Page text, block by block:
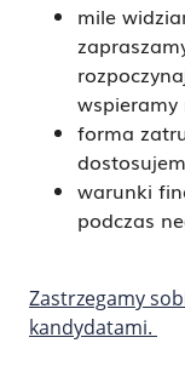
mile
wspieramy
forma
warunki
podczas
Zastrzegamy
kandydatami.